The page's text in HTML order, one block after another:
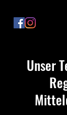
Unser